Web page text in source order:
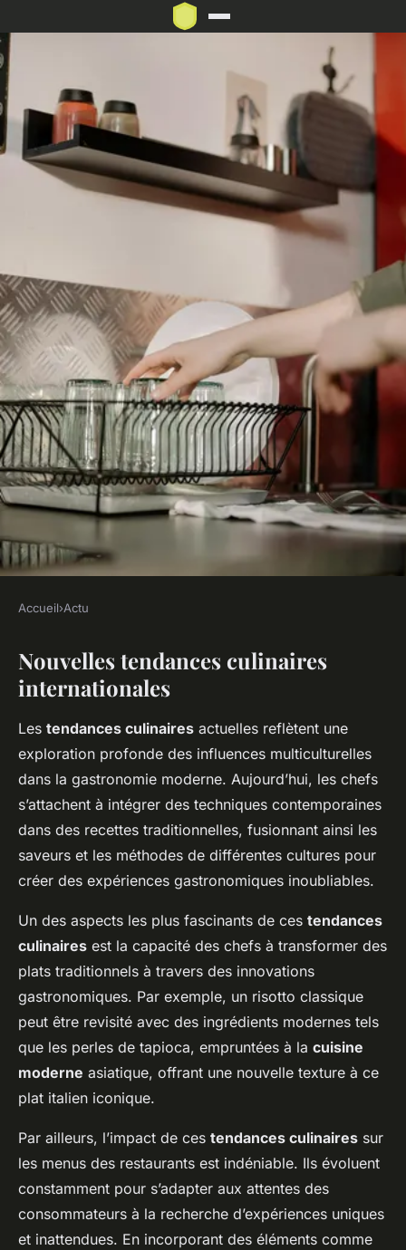
Découverte des nouvelles
tendances en cuisine
internationale
Lyana 2 janvier 2025 • 6 min de lecture
Accueil›Actu
Nouvelles tendances culinaires
internationales
Les tendances culinaires actuelles reflètent une
exploration profonde des influences multiculturelles
dans la gastronomie moderne. Aujourd’hui, les chefs
s’attachent à intégrer des techniques contemporaines
dans des recettes traditionnelles, fusionnant ainsi les
saveurs et les méthodes de différentes cultures pour
créer des expériences gastronomiques inoubliables.
Un des aspects les plus fascinants de ces tendances
culinaires est la capacité des chefs à transformer des
plats traditionnels à travers des innovations
gastronomiques. Par exemple, un risotto classique
peut être revisité avec des ingrédients modernes tels
que les perles de tapioca, empruntées à la cuisine
moderne asiatique, offrant une nouvelle texture à ce
plat italien iconique.
Par ailleurs, l’impact de ces tendances culinaires sur
les menus des restaurants est indéniable. Ils évoluent
constamment pour s’adapter aux attentes des
consommateurs à la recherche d’expériences uniques
et inattendues. En incorporant des éléments comme